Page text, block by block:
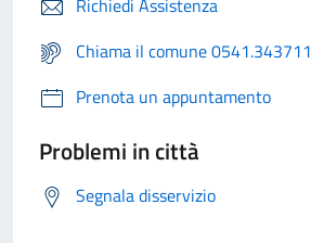
Richiedi Assistenza
Chiama il comune 0541.343711
Prenota un appuntamento
Problemi in città
Segnala disservizio